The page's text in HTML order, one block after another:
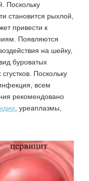
Поскольку
становится рыхлой,
привести к
Появляются
на шейку,
буроватых
Поскольку
всем
рекомендовано
, уреаплазмы,